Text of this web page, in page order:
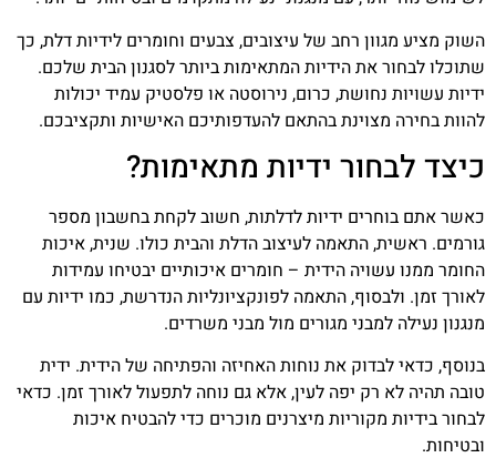
השוק מציע מגוון רחב של עיצובים, צבעים וחומרים לידיות דלת, כך
שתוכלו לבחור את הידיות המתאימות ביותר לסגנון הבית שלכם.
ידיות עשויות נחושת, כרום, נירוסטה או פלסטיק עמיד יכולות
להוות בחירה מצוינת בהתאם להעדפותיכם האישיות ותקציבכם.
כיצד לבחור ידיות מתאימות?
כאשר אתם בוחרים ידיות לדלתות, חשוב לקחת בחשבון מספר
גורמים. ראשית, התאמה לעיצוב הדלת והבית כולו. שנית, איכות
החומר ממנו עשויה הידית – חומרים איכותיים יבטיחו עמידות
לאורך זמן. ולבסוף, התאמה לפונקציונליות הנדרשת, כמו ידיות עם
מנגנון נעילה למבני מגורים מול מבני משרדים.
בנוסף, כדאי לבדוק את נוחות האחיזה והפתיחה של הידית. ידית
טובה תהיה לא רק יפה לעין, אלא גם נוחה לתפעול לאורך זמן. כדאי
לבחור בידיות מקוריות מיצרנים מוכרים כדי להבטיח איכות
ובטיחות.